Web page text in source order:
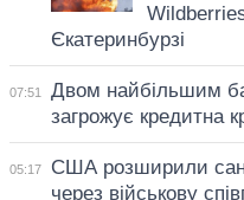
Єкатеринбурзі
07:51
Двом найбільшим
загрожує кредитна
05:17
США розширили
через військову